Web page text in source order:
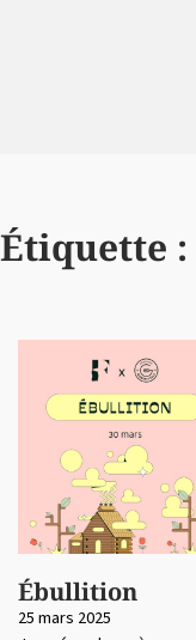
Étiquette :
Ébullition
25 mars 2025